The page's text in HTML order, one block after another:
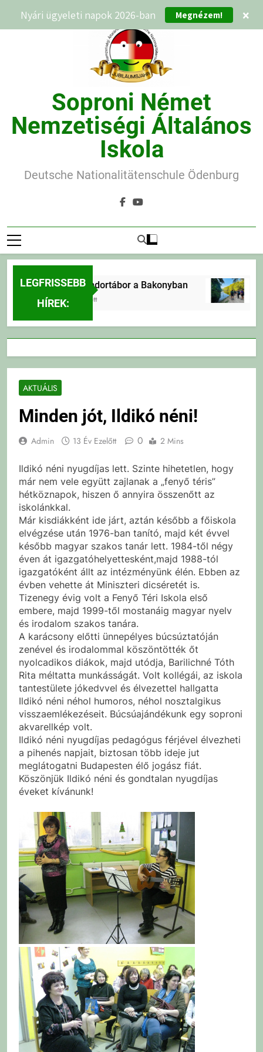
Soproni Német
Nemzetiségi Általános
Iskola
Deutsche Nationalitätenschule Ödenburg
LEGFRISSEBB
HÍREK:
Erdei Vándortábor a Bakonyban
4 Nap Ezelőtt
AKTUÁLIS
Minden jót, Ildikó néni!
Admin 13 Év Ezelőtt 0 2 Mins
Ildikó néni nyugdíjas lett. Szinte hihetetlen, hogy
már nem vele együtt zajlanak a „fenyő téris”
hétköznapok, hiszen ő annyira összenőtt az
iskolánkkal.
Már kisdiákként ide járt, aztán később a főiskola
elvégzése után 1976-ban tanító, majd két évvel
később magyar szakos tanár lett. 1984-től négy
éven át igazgatóhelyettesként,majd 1988-tól
igazgatóként állt az intézményünk élén. Ebben az
évben vehette át Miniszteri dicséretét is.
Tizenegy évig volt a Fenyő Téri Iskola első
embere, majd 1999-től mostanáig magyar nyelv
és irodalom szakos tanára.
A karácsony előtti ünnepélyes búcsúztatóján
zenével és irodalommal köszöntötték őt
nyolcadikos diákok, majd utódja, Barilichné Tóth
Rita méltatta munkásságát. Volt kollégái, az iskola
tantestülete jókedvvel és élvezettel hallgatta
Ildikó néni néhol humoros, néhol nosztalgikus
visszaemlékezéseit. Búcsúajándékunk egy soproni
akvarellkép volt.
Ildikó néni nyugdíjas pedagógus férjével élvezheti
a pihenés napjait, biztosan több ideje jut
meglátogatni Budapesten élő jogász fiát.
Köszönjük Ildikó néni és gondtalan nyugdíjas
éveket kívánunk!
Nyári ügyeleti napok 2026-ban Megnézem! ×